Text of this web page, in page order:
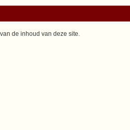
de inhoud van deze site.